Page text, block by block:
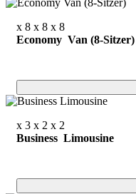
x 8 x 8 x 8
Economy Van (8-Sitzer)
x 3 x 2 x 2
Business Limousine